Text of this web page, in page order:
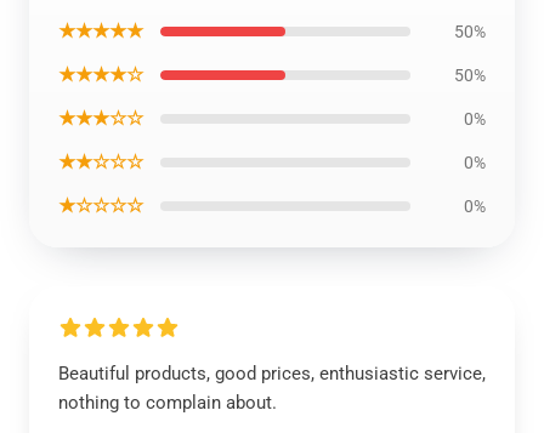
★★★★★ 50%
★★★★☆ 50%
★★★☆☆ 0%
★★☆☆☆ 0%
★☆☆☆☆ 0%
Beautiful products, good prices, enthusiastic service,
nothing to complain about.